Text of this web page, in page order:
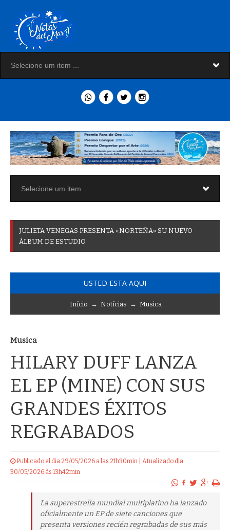
JULIETA VENEGAS PRESENTA «NORTEÑA» SU NUEVO
ÁLBUM DE ESTUDIO
USTED ESTA AQUI
Início → Notícias → Musica
Musica
HILARY DUFF LANZA
EL EP (MINE) CON SUS
GRANDES ÉXITOS
REGRABADOS
Publicado el dia 29/05/2026 a las 21h30min | Atualizado dia
30/05/2026 às 13h42min
La superestrella mundial multiplatino ha lanzado
oficialmente un EP de siete canciones que
presenta versiones recién regrabadas de sus más